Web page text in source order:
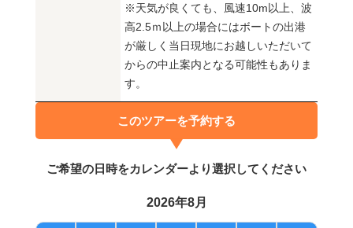
※天気が良くても、風速10m以上、波
高2.5ｍ以上の場合にはボートの出港
が厳しく当日現地にお越しいただいて
からの中止案内となる可能性もありま
す。
このツアーを予約する
ご希望の日時をカレンダーより選択してください
2026年8月